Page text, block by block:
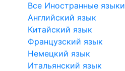
Все Иностранные языки
Английский язык
Китайский язык
Французский язык
Немецкий язык
Итальянский язык